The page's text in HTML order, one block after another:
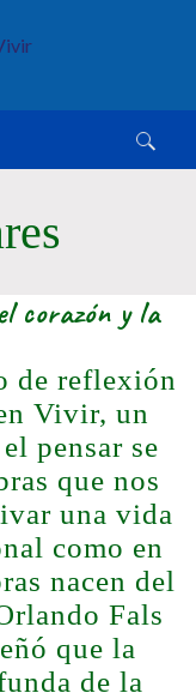
corazón y la
de reflexión
Vivir, un
pensar se
que nos
una vida
como en
nacen del
Fals
que la
de la